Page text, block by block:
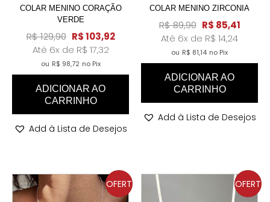
COLAR MENINO CORAÇÃO
VERDE
R$129,90 R$103,92
Até 6x de R$ 17,32
ou R$ 98,72 no Pix
ADICIONAR AO
CARRINHO
Add à Lista de Desejos
COLAR MENINO ZIRCONIA
R$89,90 R$ 85,41
Até 6x de R$ 14,24
ou R$ 81,14 no Pix
ADICIONAR AO
CARRINHO
Add à Lista de Desejos
OFERT OFERT